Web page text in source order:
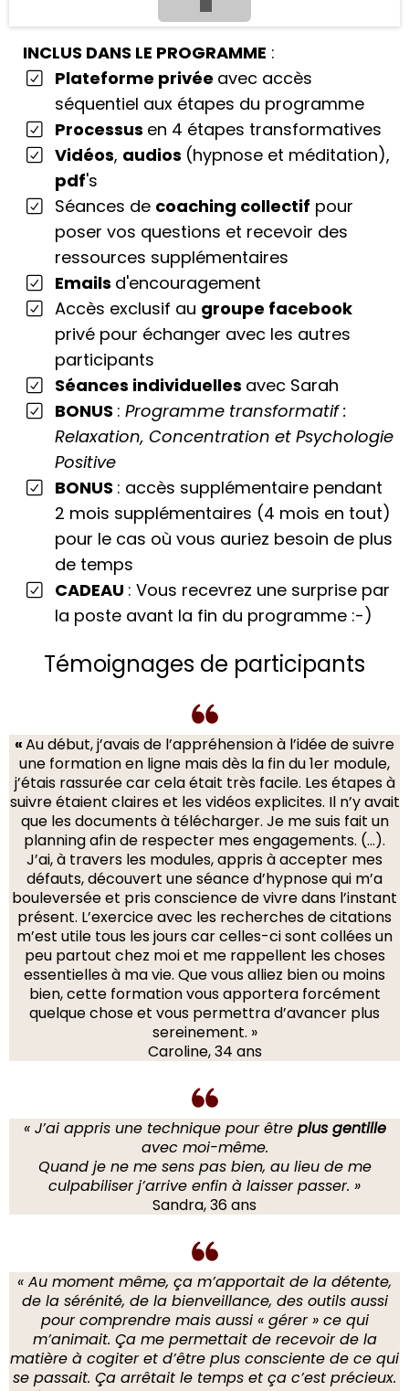
INCLUS DANS LE PROGRAMME :
Plateforme privée avec accès
séquentiel aux étapes du programme
Processus en 4 étapes transformatives
Vidéos, audios (hypnose et méditation),
pdf's
Séances de coaching collectif pour
poser vos questions et recevoir des
ressources supplémentaires
Emails d'encouragement
Accès exclusif au groupe facebook
privé pour échanger avec les autres
participants
Séances individuelles avec Sarah
BONUS : Programme transformatif :
Relaxation, Concentration et Psychologie
Positive
BONUS : accès supplémentaire pendant
2 mois supplémentaires (4 mois en tout)
pour le cas où vous auriez besoin de plus
de temps
CADEAU : Vous recevrez une surprise par
la poste avant la fin du programme :-)
Témoignages de participants
«Au début, j’avais de l’appréhension à l’idée de suivre
une formation en ligne mais dès la fin du 1er module,
j’étais rassurée car cela était très facile. Les étapes à
suivre étaient claires et les vidéos explicites. Il n’y avait
que les documents à télécharger. Je me suis fait un
planning afin de respecter mes engagements. (…).
J’ai, à travers les modules, appris à accepter mes
défauts, découvert une séance d’hypnose qui m’a
bouleversée et pris conscience de vivre dans l’instant
présent. L’exercice avec les recherches de citations
m’est utile tous les jours car celles-ci sont collées un
peu partout chez moi et me rappellent les choses
essentielles à ma vie. Que vous alliez bien ou moins
bien, cette formation vous apportera forcément
quelque chose et vous permettra d’avancer plus
sereinement. »
Caroline, 34 ans
« J’ai appris une technique pour être plus gentille
avec moi-même.
Quand je ne me sens pas bien, au lieu de me
culpabiliser j’arrive enfin à laisser passer. »
Sandra, 36 ans
« Au moment même, ça m’apportait de la détente,
de la sérénité, de la bienveillance, des outils aussi
pour comprendre mais aussi « gérer » ce qui
m’animait. Ça me permettait de recevoir de la
matière à cogiter et d’être plus consciente de ce qui
se passait. Ça arrêtait le temps et ça c’est précieux.